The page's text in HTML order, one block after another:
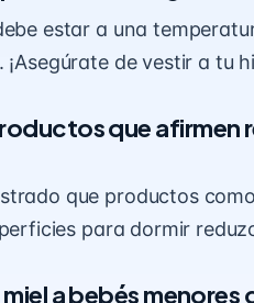
estar a una
¡Asegúrate de vestir a tu
que afirmen
que productos
para dormir
a bebés menores